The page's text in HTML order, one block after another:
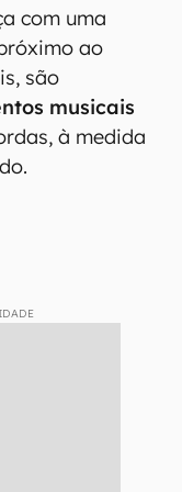
com uma
ao
são
musicais
à medida